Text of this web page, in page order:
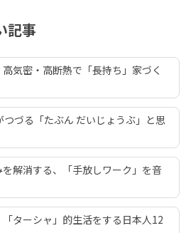
記事
気密・高断熱で「長持ち」家づく
づる「たぶん だいじょうぶ」と思
を解消する、「手放しワーク」を音
ターシャ」的生活をする日本人12